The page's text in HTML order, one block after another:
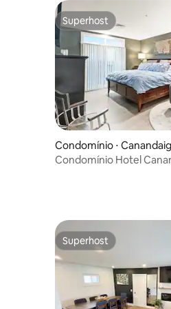
Superhost
Superhost
Condomínio ⋅
Condomínio Hotel
Superhost
Superhost